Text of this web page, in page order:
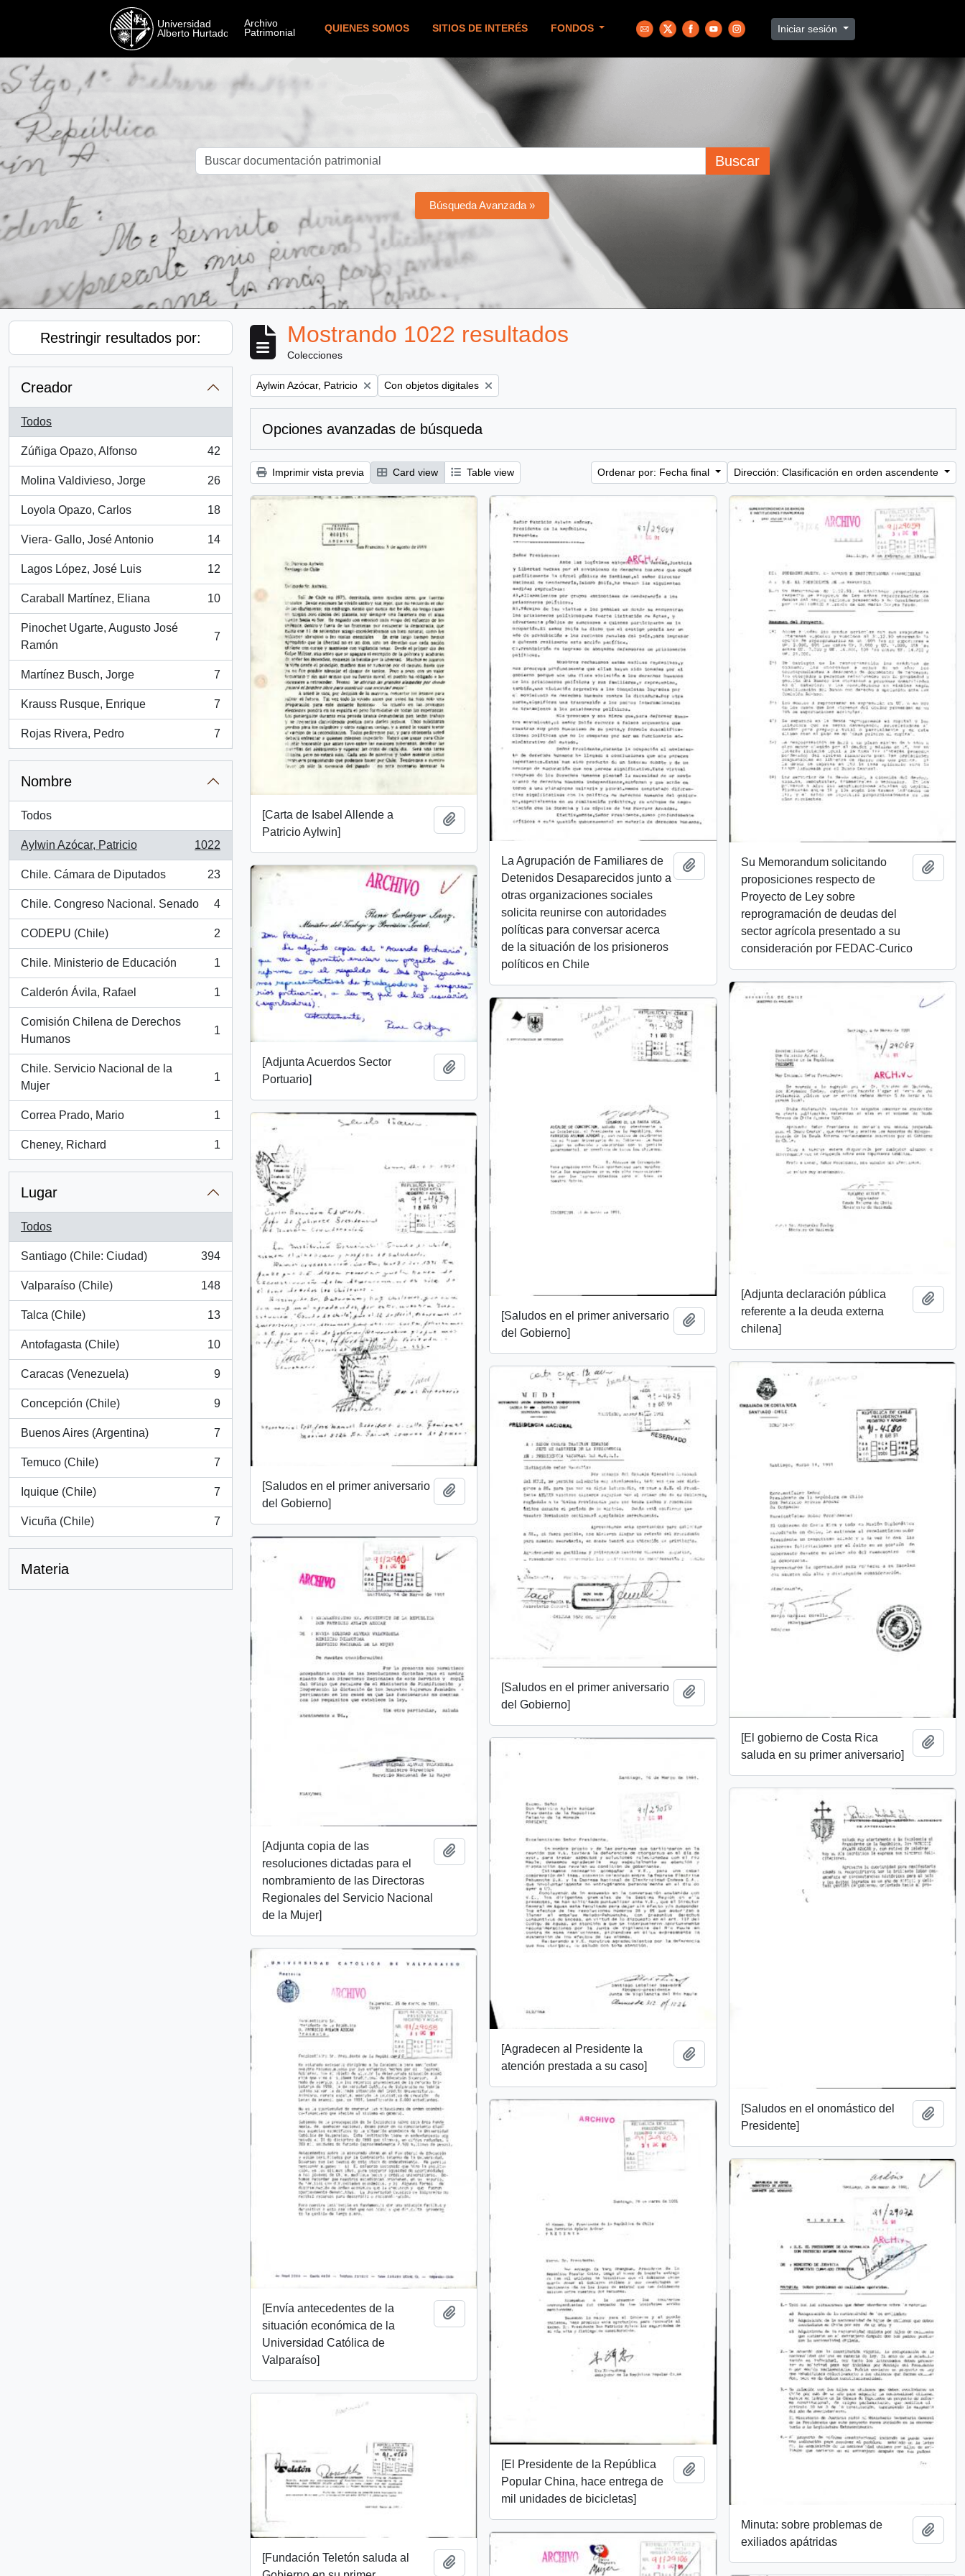
QUIENES SOMOS SITIOS DE INTERÉS FONDOS Iniciar sesión
Buscar
Búsqueda Avanzada »
Restringir resultados por:
Creador
Todos
Zúñiga Opazo, Alfonso
, 42 resultados
42
Molina Valdivieso, Jorge
, 26 resultados
26
Loyola Opazo, Carlos
, 18 resultados
18
Viera- Gallo, José Antonio
, 14 resultados
14
Lagos López, José Luis
, 12 resultados
12
Caraball Martínez, Eliana
, 10 resultados
10
Pinochet Ugarte, Augusto José
Ramón
, 7 resultados
7
Martínez Busch, Jorge
, 7 resultados
7
Krauss Rusque, Enrique
, 7 resultados
7
Rojas Rivera, Pedro
, 7 resultados
7
Nombre
Todos
Aylwin Azócar, Patricio
, 1022 resultados
1022
Chile. Cámara de Diputados
, 23 resultados
23
Chile. Congreso Nacional. Senado
, 4 resultados
4
CODEPU (Chile)
, 2 resultados
2
Chile. Ministerio de Educación
, 1 resultados
1
Calderón Ávila, Rafael
, 1 resultados
1
Comisión Chilena de Derechos
Humanos
, 1 resultados
1
Chile. Servicio Nacional de la
Mujer
, 1 resultados
1
Correa Prado, Mario
, 1 resultados
1
Cheney, Richard
, 1 resultados
1
Lugar
Todos
Santiago (Chile: Ciudad)
, 394 resultados
394
Valparaíso (Chile)
, 148 resultados
148
Talca (Chile)
, 13 resultados
13
Antofagasta (Chile)
, 10 resultados
10
Caracas (Venezuela)
, 9 resultados
9
Concepción (Chile)
, 9 resultados
9
Buenos Aires (Argentina)
, 7 resultados
7
Temuco (Chile)
, 7 resultados
7
Iquique (Chile)
, 7 resultados
7
Vicuña (Chile)
, 7 resultados
7
Materia
Mostrando 1022 resultados
Colecciones
Remove filter:
Aylwin Azócar, Patricio Remove filter:
Con objetos digitales
Opciones avanzadas de búsqueda
Imprimir vista previa Card view Table view Ordenar por: Fecha final Dirección: Clasificación en orden ascendente
[Carta de Isabel Allende a
Patricio Aylwin]
Añadir al portapapeles
La Agrupación de Familiares de
Detenidos Desaparecidos junto a
otras organizaciones sociales
solicita reunirse con autoridades
políticas para conversar acerca
de la situación de los prisioneros
políticos en Chile
Añadir al portapapeles
Su Memorandum solicitando
proposiciones respecto de
Proyecto de Ley sobre
reprogramación de deudas del
sector agrícola presentado a su
consideración por FEDAC-Curico
[Adjunta Acuerdos Sector
Portuario]
Añadir al portapapeles
[Adjunta declaración pública
referente a la deuda externa
chilena]
[Saludos en el primer aniversario
del Gobierno]
Añadir al portapapeles
[Saludos en el primer aniversario
del Gobierno]
Añadir al portapapeles
[El gobierno de Costa Rica
saluda en su primer aniversario]
[Saludos en el primer aniversario
del Gobierno]
Añadir al portapapeles
[Adjunta copia de las
resoluciones dictadas para el
nombramiento de las Directoras
Regionales del Servicio Nacional
de la Mujer]
Añadir al portapapeles
[Agradecen al Presidente la
atención prestada a su caso]
Añadir al portapapeles
[Saludos en el onomástico del
Presidente]
[Envía antecedentes de la
situación económica de la
Universidad Católica de
Valparaíso]
Añadir al portapapeles
[El Presidente de la República
Popular China, hace entrega de
mil unidades de bicicletas]
Añadir al portapapeles
Minuta: sobre problemas de
exiliados apátridas
[Fundación Teletón saluda al
Añadir al portapapeles